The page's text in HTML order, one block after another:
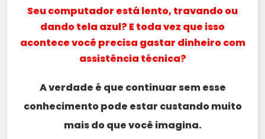
Seu computador está lento, travando ou
dando tela azul? E toda vez que isso
acontece você precisa gastar dinheiro com
assistência técnica?
A verdade é que continuar sem esse
conhecimento pode estar custando muito
mais do que você imagina.